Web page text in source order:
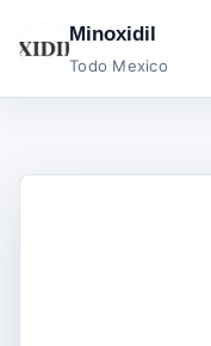
Minoxidil
Todo Mexico